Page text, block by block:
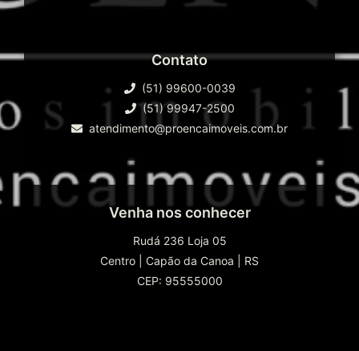
Contato
(51) 99600-0039
(51) 99947-2500
atendimento@proencaimoveis.com.br
Venha nos conhecer
Rudá 236 Loja 05
Centro
Capão da Canoa
RS
CEP: 95555000